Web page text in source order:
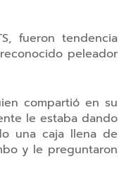
fueron tendencia
peleador
compartió en su
le estaba dando
una caja llena de
y le preguntaron